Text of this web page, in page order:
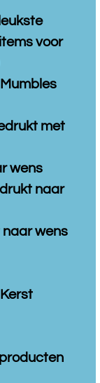
voor
met
wens
naar
naar wens